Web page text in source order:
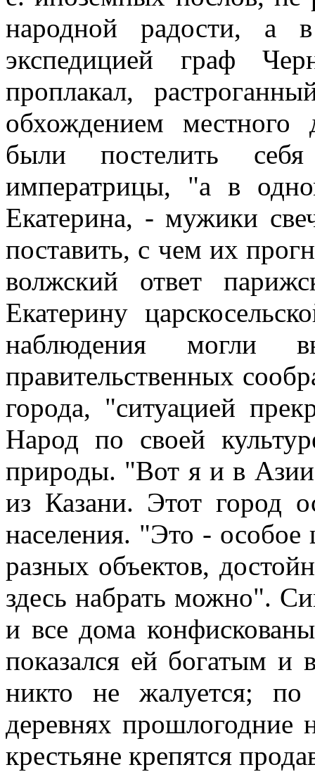
народной радости, а
экспедицией граф
проплакал,
обхождением местного
были постелить
императрицы, "а в
Екатерина, - мужики
поставить, с чем их
волжский ответ
Екатерину
наблюдения могли
правительственных
города, "ситуацией
Народ по своей
природы. "Вот я и в
из Казани. Этот город
населения. "Это - особое
разных объектов,
здесь набрать можно".
и все дома
показался ей богатым и
никто не жалуется;
деревнях прошлогодние
крестьяне крепятся